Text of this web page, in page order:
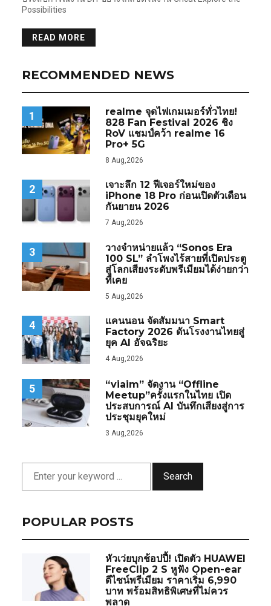
Possibilities
READ MORE
RECOMMENDED NEWS
1
realme จุดไฟเกมเมอร์ทั่วไทย!
828 Fan Festival 2026 ชิง
RoV แชมป์คว้า realme 16
Pro+ 5G
8 Aug,2026
2
เจาะลึก 12 ฟีเจอร์ใหม่ของ
iPhone 18 Pro ก่อนเปิดตัวเดือน
กันยายน 2026
7 Aug,2026
3
วางจำหน่ายแล้ว “Sonos Era
100 SL” ลำโพงไร้สายที่เปิดประตู
สู่โลกเสียงระดับพรีเมียมได้ง่ายกว่า
ที่เคย
5 Aug,2026
4
แคนนอน จัดสัมมนา Smart
Factory 2026 ดันโรงงานไทยสู่
ยุค AI อัจฉริยะ
4 Aug,2026
5
“viaim” จัดงาน “Offline
Meetup”ครั้งแรกในไทย เปิด
ประสบการณ์ AI บันทึกเสียงสู่การ
ประชุมยุคใหม่
3 Aug,2026
Search
POPULAR POSTS
หัวเว่ยบุกช้อปปี้! เปิดตัว HUAWEI
FreeClip 2 S หูฟัง Open-ear
ดีไซน์พรีเมียม ราคาเริ่ม 6,990
บาท พร้อมสิทธิพิเศษที่ไม่ควร
พลาด